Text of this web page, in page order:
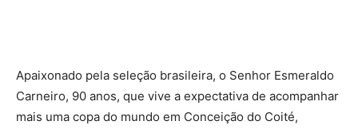
Apaixonado pela seleção brasileira, o Senhor Esmeraldo
Carneiro, 90 anos, que vive a expectativa de acompanhar
mais uma copa do mundo em Conceição do Coité,